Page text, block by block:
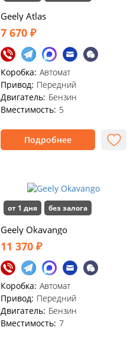
Geely Atlas
7 670 ₽
Коробка: Автомат
Привод: Передний
Двигатель: Бензин
Вместимость: 5
Подробнее
от 1 дня без залога
Geely Okavango
11 370 ₽
Коробка: Автомат
Привод: Передний
Двигатель: Бензин
Вместимость: 7